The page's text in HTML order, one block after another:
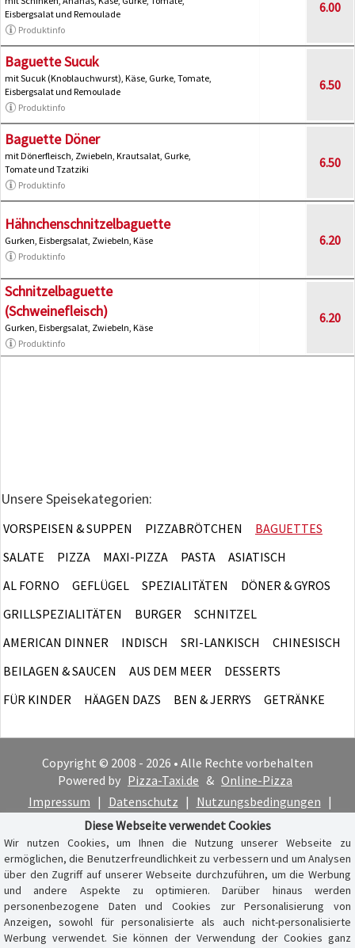
Eisbergsalat und Remoulade
Produktinfo
6.00
Baguette Sucuk
mit Sucuk (Knoblauchwurst), Käse, Gurke, Tomate,
Eisbergsalat und Remoulade
Produktinfo
6.50
Baguette Döner
mit Dönerfleisch, Zwiebeln, Krautsalat, Gurke,
Tomate und Tzatziki
Produktinfo
6.50
Hähnchenschnitzelbaguette
Gurken, Eisbergsalat, Zwiebeln, Käse
Produktinfo
6.20
Schnitzelbaguette
(Schweinefleisch)
Gurken, Eisbergsalat, Zwiebeln, Käse
Produktinfo
6.20
Unsere Speisekategorien:
VORSPEISEN & SUPPEN PIZZABRÖTCHEN
BAGUETTES
SALATE
PIZZA MAXI-PIZZA PASTA
ASIATISCH
AL FORNO
GEFLÜGEL SPEZIALITÄTEN
DÖNER & GYROS
GRILLSPEZIALITÄTEN
BURGER
SCHNITZEL
AMERICAN DINNER
INDISCH SRI-LANKISCH
CHINESISCH
BEILAGEN & SAUCEN
AUS DEM MEER
DESSERTS
FÜR KINDER
HÄAGEN DAZS BEN & JERRYS GETRÄNKE
Copyright © 2008 - 2026 • Alle Rechte vorbehalten
Powered by Pizza-Taxi.de & Online-Pizza
Impressum | Datenschutz | Nutzungsbedingungen |
Cookie-Hinweis
Diese Webseite verwendet Cookies
Wir nutzen Cookies, um Ihnen die Nutzung unserer Webseite zu
ermöglichen, die Benutzerfreundlichkeit zu verbessern und um Analysen
über den Zugriff auf unserer Webseite durchzuführen, um die Werbung
und andere Aspekte zu optimieren. Darüber hinaus werden
personenbezogene Daten und Cookies zur Personalisierung von
Anzeigen, sowohl für personalisierte als auch nicht-personalisierte
Werbung verwendet. Sie können der Verwendung der Cookies ganz